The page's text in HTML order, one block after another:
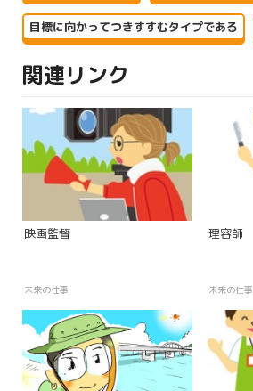
目標に向かってつきすすむタイプである
関連リンク
映画監督
未来の仕事
理容師
未来の仕事